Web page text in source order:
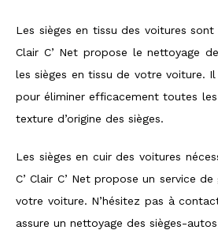
Les sièges en tissu des voitures
Clair C’ Net propose le nettoyage
les sièges en tissu de votre voiture.
pour éliminer efficacement toutes
texture d’origine des sièges.
Les sièges en cuir des voitures
C’ Clair C’ Net propose un service
votre voiture. N’hésitez pas à
assure un nettoyage des sièges-